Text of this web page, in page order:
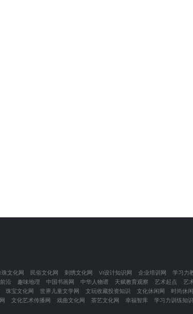
珠文化网 民俗文化网 刺绣文化网 VI设计知识网 企业培训网
学习力
沿 趣味地理 中国书画网 中华人物谱 天赋教育观察 艺术起点
艺
珠宝文化网 世界儿童文学网 文玩收藏投资知识 文化休闲网
时尚休
文化艺术传播网 戏曲文化网 茶艺文化网 幸福智库 学习力训练知